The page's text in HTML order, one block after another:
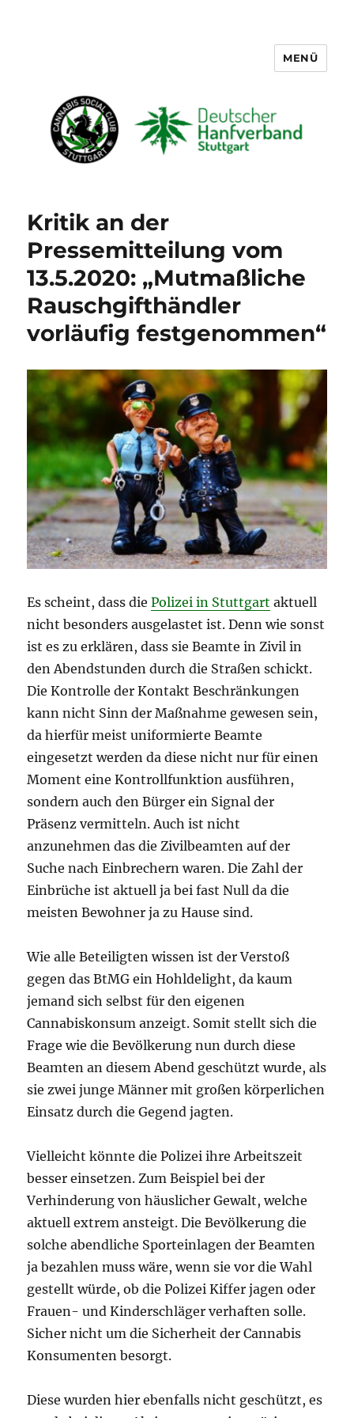
Cannabis Social Club Stuttgart
MENÜ
Kritik an der
Pressemitteilung vom
13.5.2020: „Mutmaßliche
Rauschgifthändler
vorläufig festgenommen“
Es scheint, dass diePolizei in Stuttgart aktuell
nicht besonders ausgelastet ist. Denn wie sonst
ist es zu erklären, dass sie Beamte in Zivil in
den Abendstunden durch die Straßen schickt.
Die Kontrolle der Kontakt Beschränkungen
kann nicht Sinn der Maßnahme gewesen sein,
da hierfür meist uniformierte Beamte
eingesetzt werden da diese nicht nur für einen
Moment eine Kontrollfunktion ausführen,
sondern auch den Bürger ein Signal der
Präsenz vermitteln. Auch ist nicht
anzunehmen das die Zivilbeamten auf der
Suche nach Einbrechern waren. Die Zahl der
Einbrüche ist aktuell ja bei fast Null da die
meisten Bewohner ja zu Hause sind.
Wie alle Beteiligten wissen ist der Verstoß
gegen das BtMG ein Hohldelight, da kaum
jemand sich selbst für den eigenen
Cannabiskonsum anzeigt. Somit stellt sich die
Frage wie die Bevölkerung nun durch diese
Beamten an diesem Abend geschützt wurde, als
sie zwei junge Männer mit großen körperlichen
Einsatz durch die Gegend jagten.
Vielleicht könnte die Polizei ihre Arbeitszeit
besser einsetzen. Zum Beispiel bei der
Verhinderung von häuslicher Gewalt, welche
aktuell extrem ansteigt. Die Bevölkerung die
solche abendliche Sporteinlagen der Beamten
ja bezahlen muss wäre, wenn sie vor die Wahl
gestellt würde, ob die Polizei Kiffer jagen oder
Frauen- und Kinderschläger verhaften solle.
Sicher nicht um die Sicherheit der Cannabis
Konsumenten besorgt.
Diese wurden hier ebenfalls nicht geschützt, es